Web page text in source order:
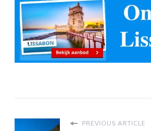
PREVIOUS ARTICLE